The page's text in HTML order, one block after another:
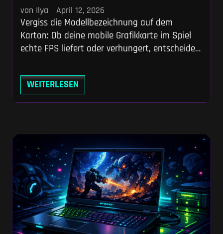
von Ilya April 12, 2026
Vergiss die Modellbezeichnung auf dem
Karton: Ob deine mobile Grafikkarte im Spiel
echte FPS liefert oder verhungert, entscheidet
du die Hardware-Fallen der Hersteller umgehst
und bei Kühlung, RAM sowie dem
entscheidenden MUX-Switch die richtigen
WEITERLESEN